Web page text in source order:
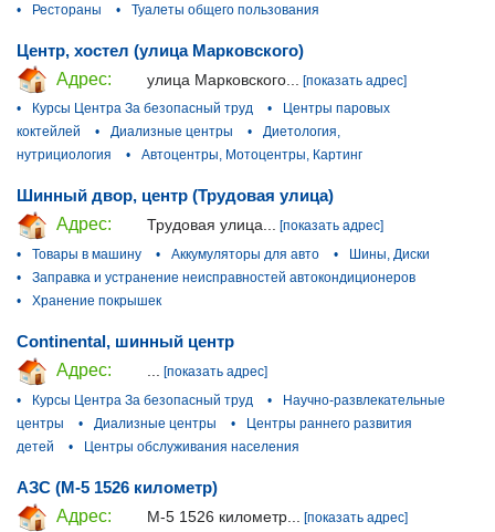
•
Рестораны • Туалеты общего пользования
Центр, хостел (улица Марковского)
Адрес:
улица Марковского...
[показать адрес]
•
Курсы Центра За безопасный труд •
Центры паровых
коктейлей
• Диализные центры •
Диетология,
нутрициология
• Автоцентры, Мотоцентры, Картинг
Шинный двор, центр (Трудовая улица)
Адрес:
Трудовая улица... [показать адрес]
•
Товары в машину • Аккумуляторы для авто •
Шины, Диски
•
Заправка и устранение неисправностей автокондиционеров
•
Хранение покрышек
Continental, шинный центр
Адрес:
[показать адрес]
•
Курсы Центра За безопасный труд •
Научно-развлекательные
центры
• Диализные центры •
Центры раннего развития
детей
• Центры обслуживания населения
АЗС (М-5 1526 километр)
Адрес:
М-5 1526 километр...
[показать адрес]